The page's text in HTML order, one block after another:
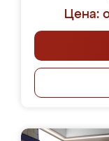
Цена: